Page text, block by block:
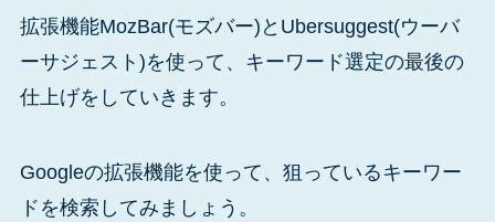
拡張機能MozBar(モズバー)とUbersuggest(ウーバ
ーサジェスト)を使って、キーワード選定の最後の
仕上げをしていきます。
Googleの拡張機能を使って、狙っているキーワー
ドを検索してみましょう。